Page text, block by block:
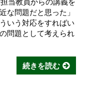
な問題だと思った」
いう対応をすればい
問題として考えられ
続きを読む